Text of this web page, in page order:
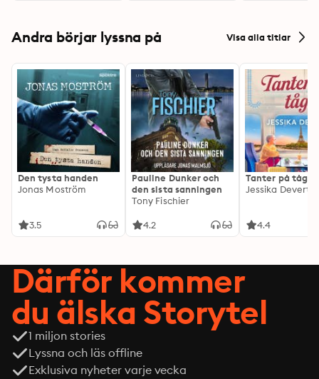
Andra börjar lyssna på Visa alla titlar
Den tysta handen
Jonas Moström
3.5
Pauline Dunker och
den sista sanningen
Tony Fischier
4.2
Tanter på tåg
Jessika Devert
4.4
Därför kommer
du älska Storytel
1 miljon stories
Lyssna och läs offline
Exklusiva nyheter varje vecka